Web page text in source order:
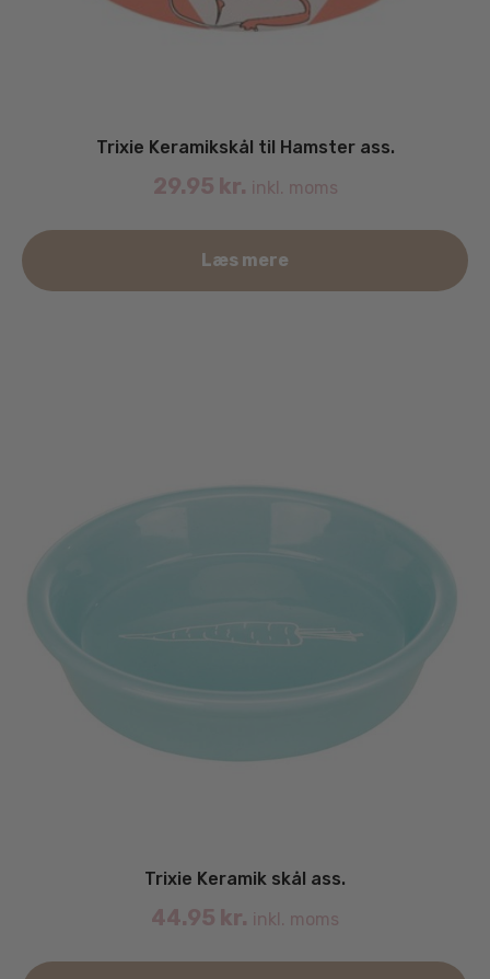
Trixie Keramikskål til Hamster ass.
29.95 kr. inkl. moms
Læs mere
Trixie Keramik skål ass.
44.95 kr. inkl. moms